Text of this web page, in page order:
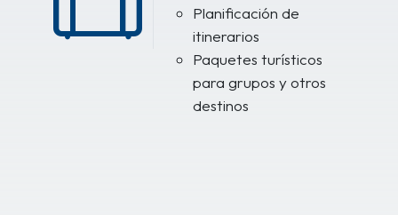
Planificación de
itinerarios
Paquetes turísticos
para grupos y otros
destinos